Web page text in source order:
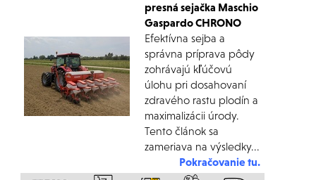
presná sejačka Maschio
Gaspardo CHRONO
Efektívna sejba a
správna príprava pôdy
zohrávajú kľúčovú
úlohu pri dosahovaní
zdravého rastu plodín a
maximalizácii úrody.
Tento článok sa
zameriava na výsledky...
Pokračovanie tu.